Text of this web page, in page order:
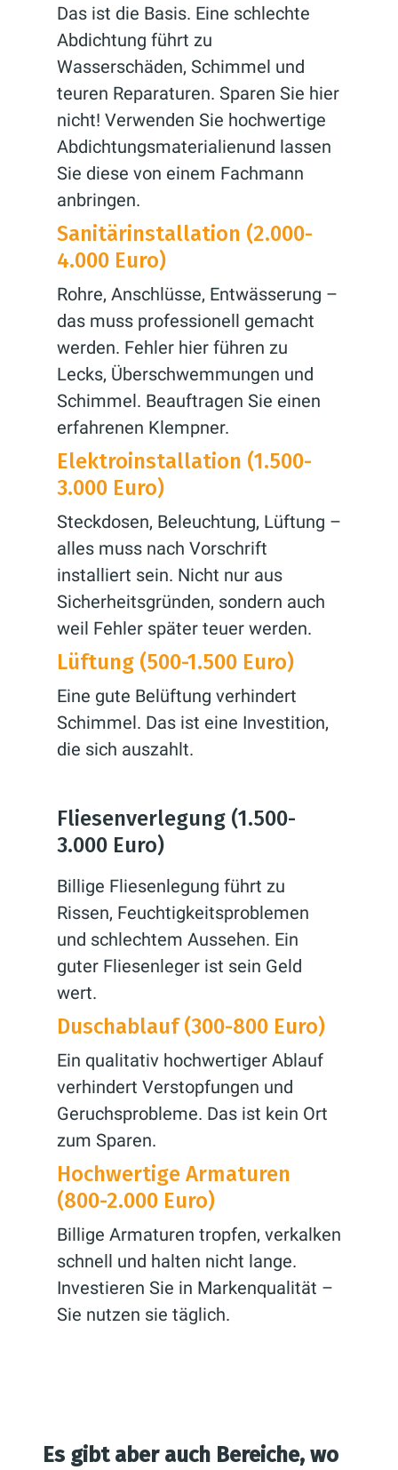
Das ist die Basis. Eine schlechte
Abdichtung führt zu
Wasserschäden, Schimmel und
teuren Reparaturen. Sparen Sie hier
nicht! Verwenden Sie hochwertige
Abdichtungsmaterialienund lassen
Sie diese von einem Fachmann
anbringen.
Sanitärinstallation (2.000-
4.000 Euro)
Rohre, Anschlüsse, Entwässerung –
das muss professionell gemacht
werden. Fehler hier führen zu
Lecks, Überschwemmungen und
Schimmel. Beauftragen Sie einen
erfahrenen Klempner.
Elektroinstallation (1.500-
3.000 Euro)
Steckdosen, Beleuchtung, Lüftung –
alles muss nach Vorschrift
installiert sein. Nicht nur aus
Sicherheitsgründen, sondern auch
weil Fehler später teuer werden.
Lüftung (500-1.500 Euro)
Eine gute Belüftung verhindert
Schimmel. Das ist eine Investition,
die sich auszahlt.
Fliesenverlegung (1.500-
3.000 Euro)
Billige Fliesenlegung führt zu
Rissen, Feuchtigkeitsproblemen
und schlechtem Aussehen. Ein
guter Fliesenleger ist sein Geld
wert.
Duschablauf (300-800 Euro)
Ein qualitativ hochwertiger Ablauf
verhindert Verstopfungen und
Geruchsprobleme. Das ist kein Ort
zum Sparen.
Hochwertige Armaturen
(800-2.000 Euro)
Billige Armaturen tropfen, verkalken
schnell und halten nicht lange.
Investieren Sie in Markenqualität –
Sie nutzen sie täglich.
Es gibt aber auch Bereiche, wo